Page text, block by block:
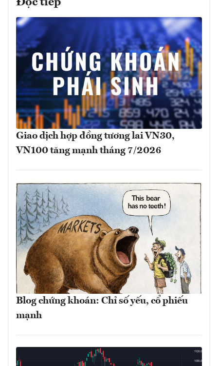
Giao dịch hợp đồng tương lai VN30,
VN100 tăng mạnh tháng 7/2026
Blog chứng khoán: Chỉ số yếu, cổ phiếu
mạnh